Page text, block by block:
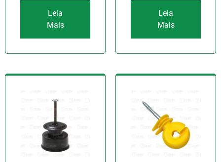
Leia
Mais
Leia
Mais